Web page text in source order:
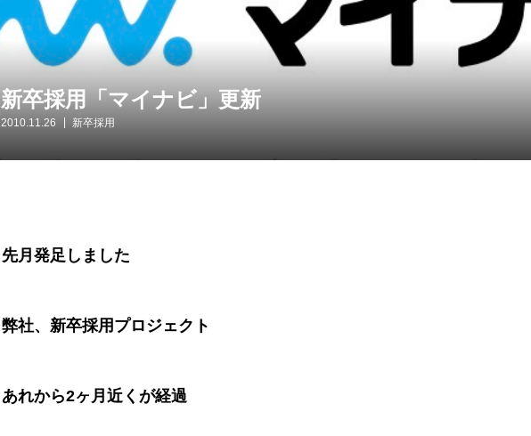
新卒採用「マイナビ」更新
2010.11.26 新卒採用
先月発足しました
弊社、新卒採用プロジェクト
あれから2ヶ月近くが経過